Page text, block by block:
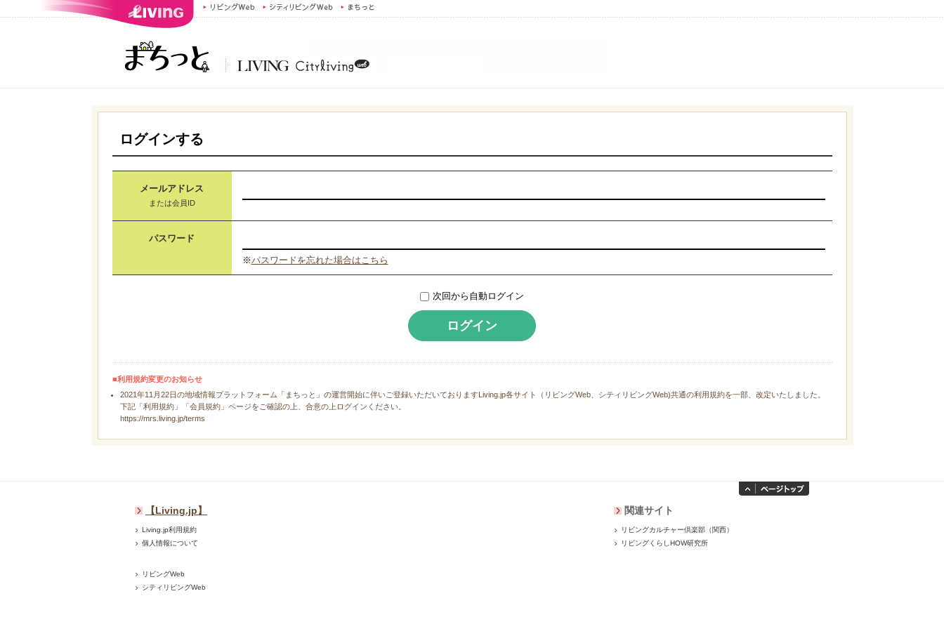
ログインする
メールアドレス
または会員ID
パスワード
※パスワードを忘れた場合はこちら
次回から自動ログイン
ログイン
■利用規約変更のお知らせ
2021年11月22日の地域情報プラットフォーム「まちっと」の運営開始に伴いご登録いただいておりますLiving.jp各サイト（リビングWeb、シティリビングWeb)共通の利用規約を一部、改定いたしました。
下記「利用規約」「会員規約」ページをご確認の上、合意の上ログインください。
https://mrs.living.jp/terms
【Living.jp】
Living.jp利用規約
個人情報について
リビングWeb
シティリビングWeb
関連サイト
リビングカルチャー倶楽部（関西）
リビングくらしHOW研究所